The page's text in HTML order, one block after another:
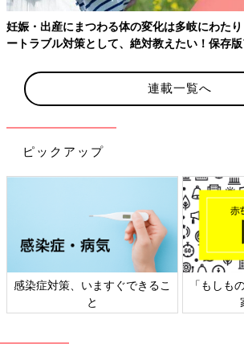
＼月間投稿数80万件以上／ 同じ出産予定
報交換できる同期ルームと、先輩ママの知
ズ」や「お金」「出産レポート」などのカ
無料公式アプリをダウンロ
しており、アイコン画像やユーザ名など一部編集していま
妊娠・出産にまつわる体の変化は多岐にわた
ートラブル対策として、絶対教えたい！保存
連載一覧へ
ピックアップ
感染症対策、いますぐできるこ
と
「もしも